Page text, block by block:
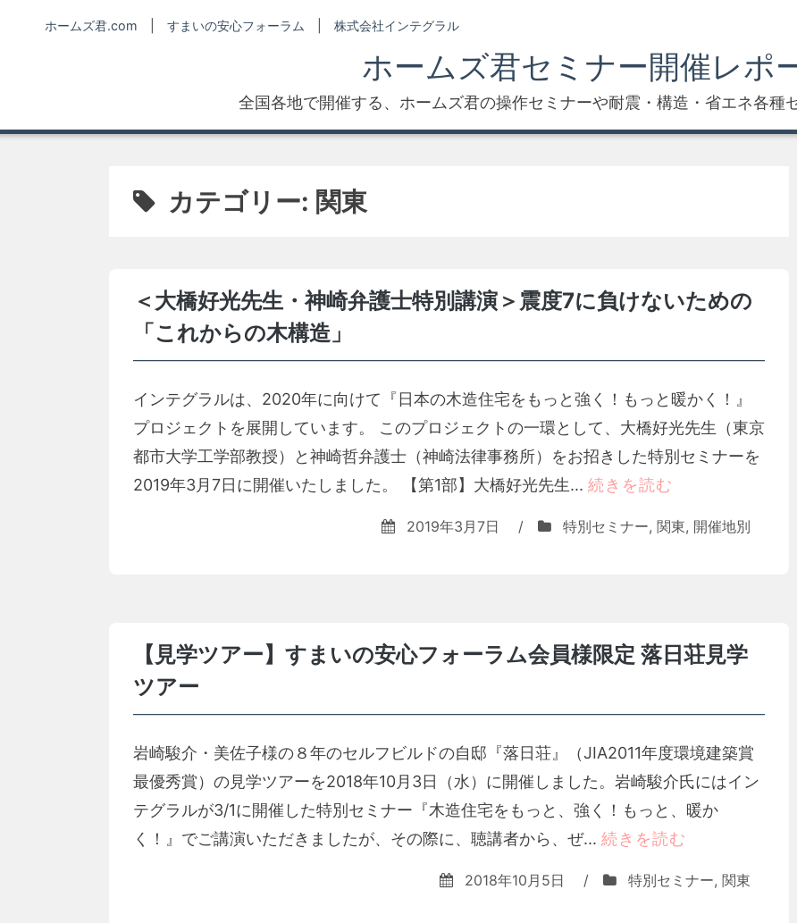
ホームズ君.com すまいの安心フォーラム 株式会社インテグラル
ホームズ君セミナー開催レポ
全国各地で開催する、ホームズ君の操作セミナーや耐震・構造・省エネ各種
カテゴリー: 関東
＜大橋好光先生・神崎弁護士特別講演＞震度7に負けないための
「これからの木構造」
インテグラルは、2020年に向けて『日本の木造住宅をもっと強く！もっと暖かく！』
プロジェクトを展開しています。 このプロジェクトの一環として、大橋好光先生（東京
都市大学工学部教授）と神崎哲弁護士（神崎法律事務所）をお招きした特別セミナーを
2019年3月7日に開催いたしました。 【第1部】大橋好光先生... 続きを読む
2019年3月7日 / 特別セミナー, 関東, 開催地別
【見学ツアー】すまいの安心フォーラム会員様限定 落日荘見学
ツアー
岩崎駿介・美佐子様の８年のセルフビルドの自邸『落日荘』（JIA2011年度環境建築賞
最優秀賞）の見学ツアーを2018年10月3日（水）に開催しました。岩崎駿介氏にはイン
テグラルが3/1に開催した特別セミナー『木造住宅をもっと、強く！もっと、暖か
く！』でご講演いただきましたが、その際に、聴講者から、ぜ... 続きを読む
2018年10月5日 / 特別セミナー, 関東